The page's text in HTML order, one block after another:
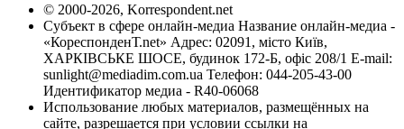
© 2000-2026, Korrespondent.net
Субъект в сфере онлайн-медиа Название онлайн-медиа -
«КореспонденТ.net» Адрес: 02091, місто Київ,
ХАРКІВСЬКЕ ШОСЕ, будинок 172-Б, офіс 208/1 E-mail:
sunlight@mediadim.com.ua Телефон: 044-205-43-00
Идентификатор медиа - R40-06068
Использование любых материалов, размещённых на
сайте, разрешается при условии ссылки на